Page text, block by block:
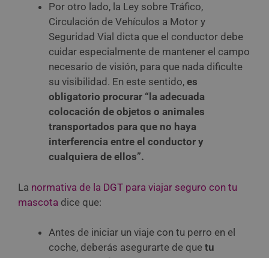
Por otro lado, la Ley sobre Tráfico,
Circulación de Vehículos a Motor y
Seguridad Vial dicta que el conductor debe
cuidar especialmente de mantener el campo
necesario de visión, para que nada dificulte
su visibilidad. En este sentido, es
obligatorio procurar “la adecuada
colocación de objetos o animales
transportados para que no haya
interferencia entre el conductor y
cualquiera de ellos”.
La normativa de la DGT para viajar seguro con tu
mascota dice que:
Antes de iniciar un viaje con tu perro en el
coche, deberás asegurarte de que tu